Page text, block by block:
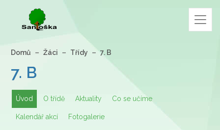
Domů Žáci Třídy 7. B
7. B
Úvod O třídě Aktuality Co se učíme
Kalendář akcí Fotogalerie